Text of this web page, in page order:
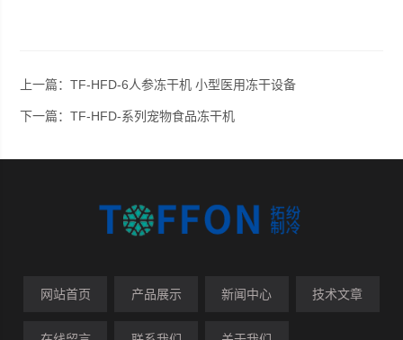
上一篇：TF-HFD-6人参冻干机 小型医用冻干设备
下一篇：TF-HFD-系列宠物食品冻干机
网站首页 产品展示 新闻中心 技术文章